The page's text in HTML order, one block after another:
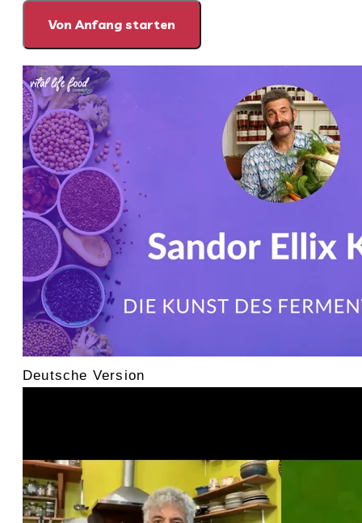
Von Anfang starten
Deutsche Version